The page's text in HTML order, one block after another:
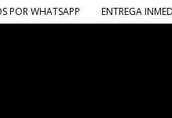
ENTREGA INMEDIATA ENVIOS